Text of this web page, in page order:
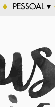
PESSOAL ▾